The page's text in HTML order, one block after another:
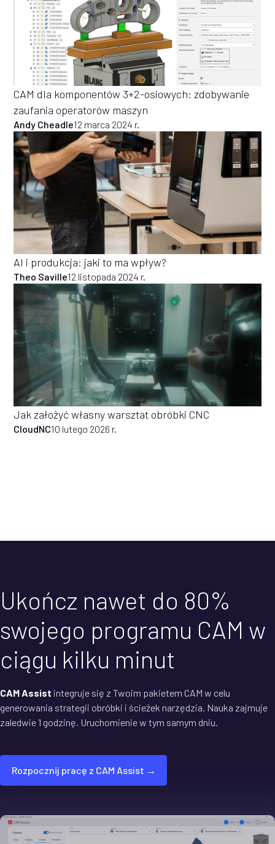
CAM dla komponentów 3+2-osiowych: zdobywanie
zaufania operatorów maszyn
Andy Cheadle12 marca 2024 r.
AI i produkcja: jaki to ma wpływ?
Theo Saville12 listopada 2024 r.
Jak założyć własny warsztat obróbki CNC
CloudNC10 lutego 2026 r.
Ukończ nawet do 80%
swojego programu CAM w
ciągu kilku minut
CAM Assist integruje się z Twoim pakietem CAM w celu
generowania strategii obróbki i ścieżek narzędzia. Nauka zajmuje
zaledwie 1 godzinę. Uruchomienie w tym samym dniu.
Rozpocznij pracę z CAM Assist →